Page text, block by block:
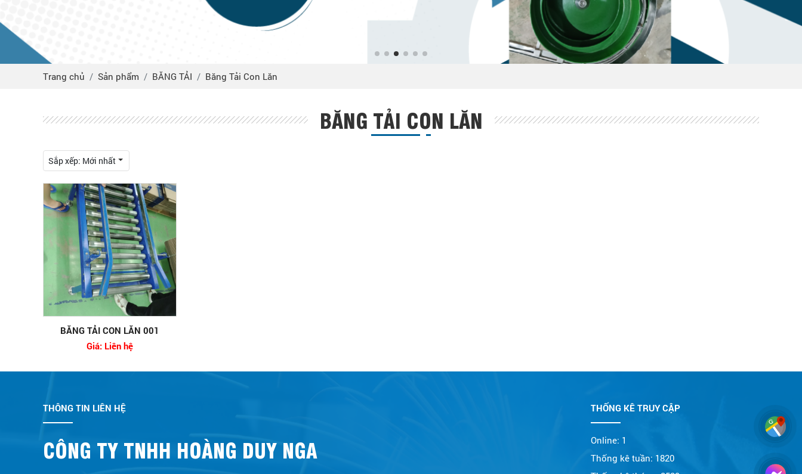
Trang chủ Sản phẩm BĂNG TẢI Băng Tải Con Lăn
BĂNG TẢI CON LĂN
Sắp xếp: Mới nhất
BĂNG TẢI CON LĂN 001
Giá: Liên hệ
THÔNG TIN LIÊN HỆ
CÔNG TY TNHH HOÀNG DUY NGA
THỐNG KÊ TRUY CẬP
Online: 1
Thống kê tuần: 1820